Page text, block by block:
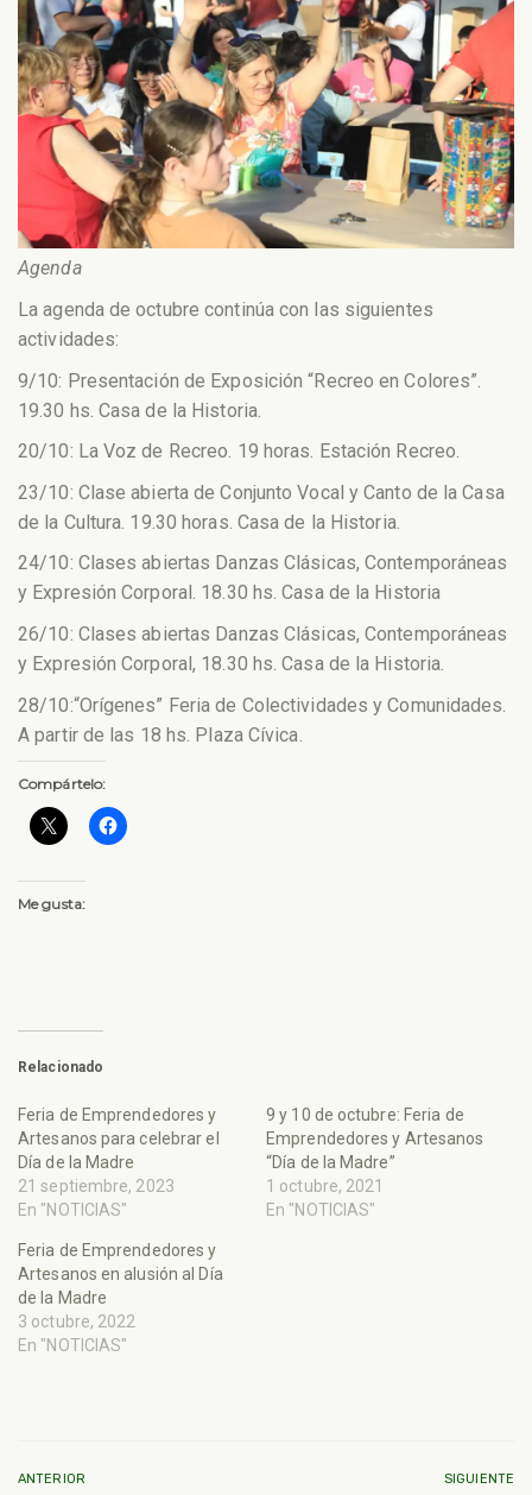
Agenda
La agenda de octubre continúa con las siguientes
actividades:
9/10: Presentación de Exposición “Recreo en Colores”.
19.30 hs. Casa de la Historia.
20/10: La Voz de Recreo. 19 horas. Estación Recreo.
23/10: Clase abierta de Conjunto Vocal y Canto de la Casa
de la Cultura. 19.30 horas. Casa de la Historia.
24/10: Clases abiertas Danzas Clásicas, Contemporáneas
y Expresión Corporal. 18.30 hs. Casa de la Historia
26/10: Clases abiertas Danzas Clásicas, Contemporáneas
y Expresión Corporal, 18.30 hs. Casa de la Historia.
28/10:“Orígenes” Feria de Colectividades y Comunidades.
A partir de las 18 hs. Plaza Cívica.
Compártelo:
Me gusta:
Relacionado
Feria de Emprendedores y
Artesanos para celebrar el
Día de la Madre
21 septiembre, 2023
En "NOTICIAS"
9 y 10 de octubre: Feria de
Emprendedores y Artesanos
“Día de la Madre”
1 octubre, 2021
En "NOTICIAS"
Feria de Emprendedores y
Artesanos en alusión al Día
de la Madre
3 octubre, 2022
En "NOTICIAS"
ANTERIOR SIGUIENTE